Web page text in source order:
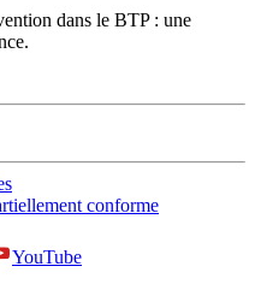
dans le BTP : une
conforme
YouTube